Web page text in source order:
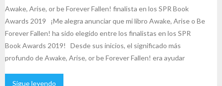
Awake, Arise, or be Forever Fallen! finalista en los SPR Book
Awards 2019 ¡Me alegra anunciar que mi libro Awake, Arise o Be
Forever Fallen! ha sido elegido entre los finalistas en los SPR
Book Awards 2019! Desde sus inicios, el significado más
profundo de Awake, Arise, or be Forever Fallen! era ayudar
Sigue leyendo